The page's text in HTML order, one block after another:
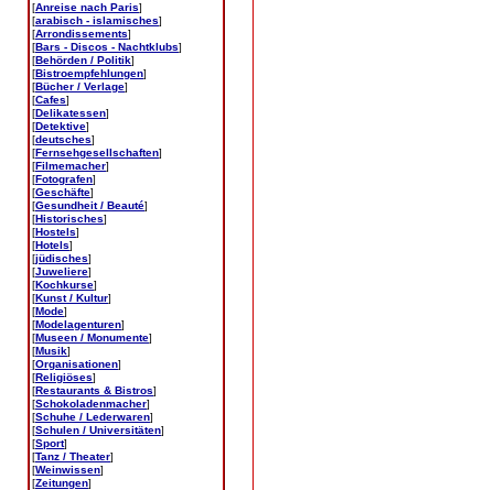
[Anreise nach Paris]
[arabisch - islamisches]
[Arrondissements]
[Bars - Discos - Nachtklubs]
[Behörden / Politik]
[Bistroempfehlungen]
[Bücher / Verlage]
[Cafes]
[Delikatessen]
[Detektive]
[deutsches]
[Fernsehgesellschaften]
[Filmemacher]
[Fotografen]
[Geschäfte]
[Gesundheit / Beauté]
[Historisches]
[Hostels]
[Hotels]
[jüdisches]
[Juweliere]
[Kochkurse]
[Kunst / Kultur]
[Mode]
[Modelagenturen]
[Museen / Monumente]
[Musik]
[Organisationen]
[Religiöses]
[Restaurants & Bistros]
[Schokoladenmacher]
[Schuhe / Lederwaren]
[Schulen / Universitäten]
[Sport]
[Tanz / Theater]
[Weinwissen]
[Zeitungen]